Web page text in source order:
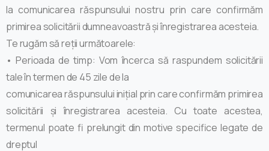
la comunicarea răspunsului nostru prin care confirmăm
primirea solicitării dumneavoastră și înregistrarea acesteia.
Te rugăm să reții următoarele:
• Perioada de timp: Vom încerca să raspundem solicitării
tale în termen de 45 zile de la
comunicarea răspunsului inițial prin care confirmăm primirea
solicitării și înregistrarea acesteia. Cu toate acestea,
termenul poate fi prelungit din motive specifice legate de
dreptul